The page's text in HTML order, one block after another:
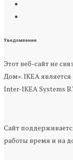
Уведомление
Этот веб-сайт не
Дом». IKEA
Inter-IKEA Systems
Сайт
работы время и на